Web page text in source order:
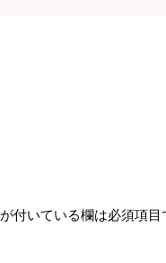
が付いている欄は必須項目